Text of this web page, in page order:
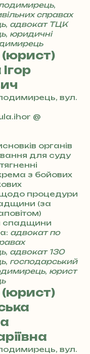
,
справах
, адвокат ТЦК
, юридичні
вул.
@
органів
для суду
з бойових
щодо процедури
(за
спадщини
адвокат по
, адвокат 130
, господарський
, юрист
вул.